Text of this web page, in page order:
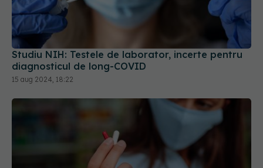
Studiu NIH: Testele de laborator, incerte pentru
diagnosticul de long-COVID
15 aug 2024, 18:22